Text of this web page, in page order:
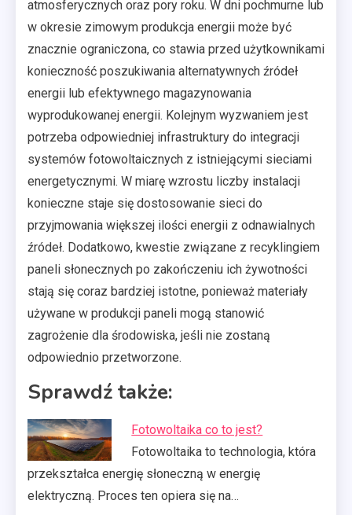
atmosferycznych oraz pory roku. W dni pochmurne lub
w okresie zimowym produkcja energii może być
znacznie ograniczona, co stawia przed użytkownikami
konieczność poszukiwania alternatywnych źródeł
energii lub efektywnego magazynowania
wyprodukowanej energii. Kolejnym wyzwaniem jest
potrzeba odpowiedniej infrastruktury do integracji
systemów fotowoltaicznych z istniejącymi sieciami
energetycznymi. W miarę wzrostu liczby instalacji
konieczne staje się dostosowanie sieci do
przyjmowania większej ilości energii z odnawialnych
źródeł. Dodatkowo, kwestie związane z recyklingiem
paneli słonecznych po zakończeniu ich żywotności
stają się coraz bardziej istotne, ponieważ materiały
używane w produkcji paneli mogą stanowić
zagrożenie dla środowiska, jeśli nie zostaną
odpowiednio przetworzone.
Sprawdź także:
Fotowoltaika co to jest?
Fotowoltaika to technologia, która
przekształca energię słoneczną w energię
elektryczną. Proces ten opiera się na…